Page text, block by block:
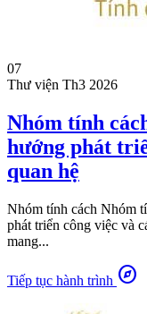
07
Thư viện Th3 2026
Nhóm tính
hướng phát
quan hệ
Nhóm tính cách Nhóm
phát triển công việc và
mang...
Tiếp tục hành trình explore